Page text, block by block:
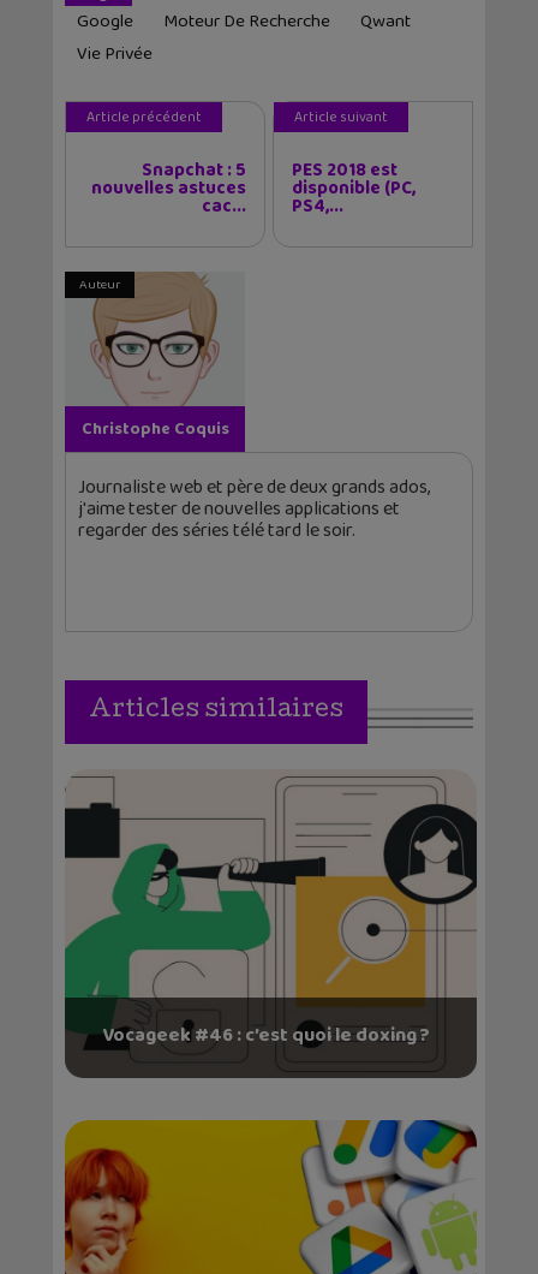
Google
Moteur De Recherche
Qwant
Vie Privée
Article précédent
Snapchat : 5
nouvelles astuces
cac...
Article suivant
PES 2018 est
disponible (PC,
PS4,...
Auteur
Christophe Coquis
Journaliste web et père de deux grands ados,
j'aime tester de nouvelles applications et
regarder des séries télé tard le soir.
Articles similaires
Vocageek #46 : c’est quoi le doxing ?